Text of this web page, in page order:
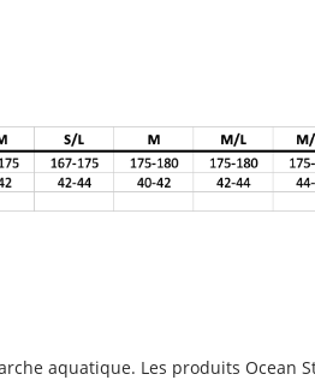
aquatique. Les produits Ocean
les offres email de Longeurs.com.